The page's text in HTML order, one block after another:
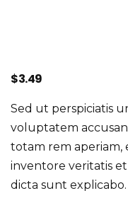
$3.49
Sed ut perspiciatis
voluptatem
totam rem aperiam,
inventore veritatis
dicta sunt explicabo.